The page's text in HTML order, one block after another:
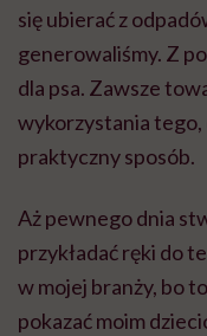
się ubierać z
generowaliśmy. Z
dla psa. Zawsze
wykorzystania tego,
praktyczny sposób.
Aż pewnego dnia
przykładać ręki do
w mojej branży, bo
pokazać moim